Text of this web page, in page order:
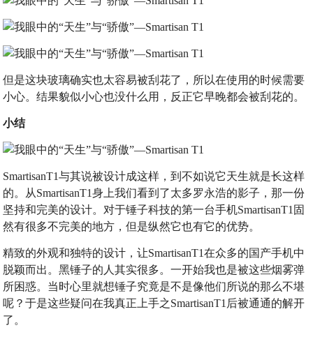
但是这块玻璃确实也太容易被刮花了，所以在使用的时候需要
小心。结果貌似小心也没什么用，反正它早晚都会被刮花的。
小结
SmartisanT1与其说被设计成这样，到不如说它天生就是长这样
的。从SmartisanT1身上我们看到了太多罗永浩的影子，那一份
坚持和完美的设计。对于锤子科技的第一台手机SmartisanT1固
然有很多不完美的地方，但是纵然它也有它的优势。
精致的外观和独特的设计，让SmartisanT1在众多的国产手机中
脱颖而出。黑锤子的人其实很多。一开始我也是被这些烟雾弹
所困惑。当时心里就想锤子究竟是不是像他们所说的那么不堪
呢？于是这些疑问在我真正上手之SmartisanT1后被通通的解开
了。